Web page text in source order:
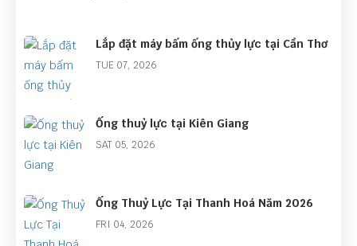
Lắp đặt máy bấm ống thủy lực tại Cần Thơ
TUE 07, 2026
Ống thuỷ lực tại Kiên Giang
SAT 05, 2026
Ống Thuỷ Lực Tại Thanh Hoá Năm 2026
FRI 04, 2026